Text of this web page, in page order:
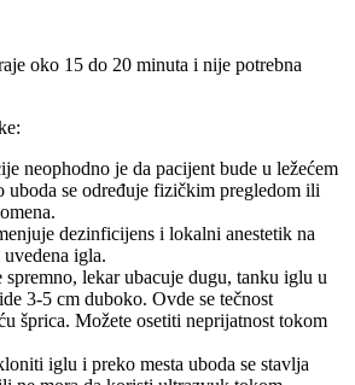
oko 15 do 20 minuta i nije potrebna
neophodno je da pacijent bude u ležećem
uboda se određuje fizičkim pregledom ili
dezinficijens i lokalni anestetik na
igla.
lekar ubacuje dugu, tanku iglu u
3-5 cm duboko. Ovde se tečnost
šprica. Možete osetiti neprijatnost tokom
iglu i preko mesta uboda se stavlja